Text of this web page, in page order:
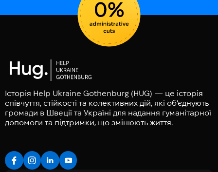
Історія Help Ukraine Gothenburg (HUG) — це історія
співчуття, стійкості та колективних дій, які об'єднують
громади в Швеції та Україні для надання гуманітарної
допомоги та підтримки, що змінюють життя.